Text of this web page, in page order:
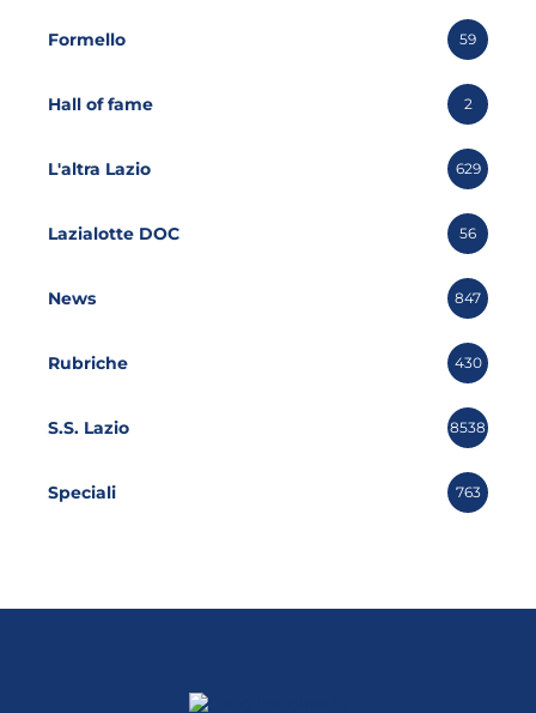
Formello 59
Hall of fame 2
L'altra Lazio 629
Lazialotte DOC 56
News 847
Rubriche 430
S.S. Lazio 8538
Speciali 763